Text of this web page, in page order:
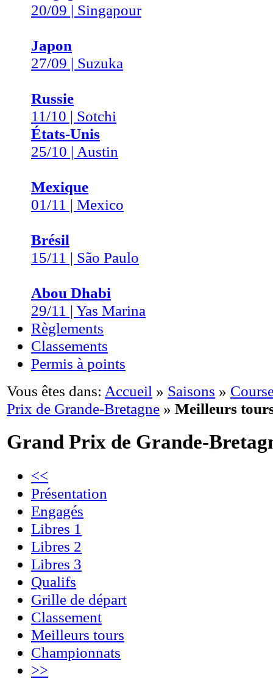
20/09 | Singapour
Japon
27/09 | Suzuka
Russie
11/10 | Sotchi
États-Unis
25/10 | Austin
Mexique
01/11 | Mexico
Brésil
15/11 | São Paulo
Abou Dhabi
29/11 | Yas Marina
Règlements
Classements
Permis à points
Vous êtes dans: Accueil » Saisons »
Prix de Grande-Bretagne » Meilleurs
Grand Prix de Grande-
<<
Présentation
Engagés
Libres 1
Libres 2
Libres 3
Qualifs
Grille de départ
Classement
Meilleurs tours
Championnats
>>